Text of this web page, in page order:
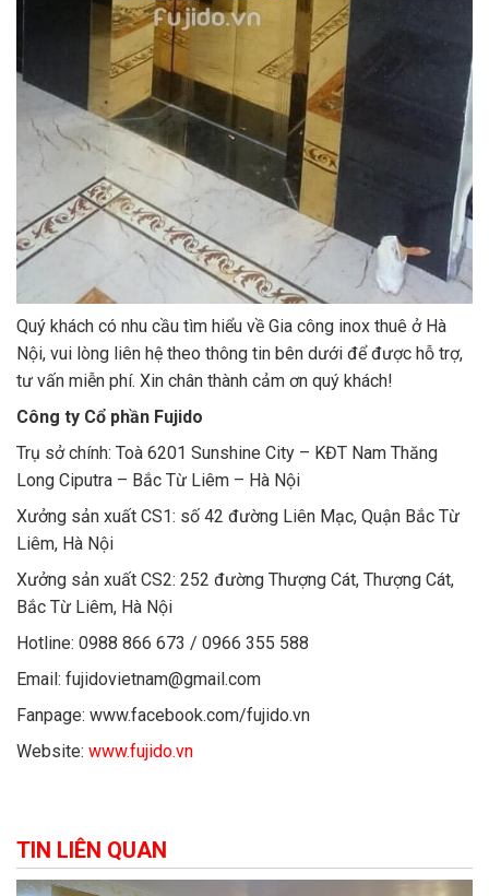
Quý khách có nhu cầu tìm hiểu về Gia công inox thuê ở Hà
Nội, vui lòng liên hệ theo thông tin bên dưới để được hỗ trợ,
tư vấn miễn phí. Xin chân thành cảm ơn quý khách!
Công ty Cổ phần Fujido
Trụ sở chính: Toà 6201 Sunshine City – KĐT Nam Thăng
Long Ciputra – Bắc Từ Liêm – Hà Nội
Xưởng sản xuất CS1: số 42 đường Liên Mạc, Quận Bắc Từ
Liêm, Hà Nội
Xưởng sản xuất CS2: 252 đường Thượng Cát, Thượng Cát,
Bắc Từ Liêm, Hà Nội
Hotline: 0988 866 673 / 0966 355 588
Email: fujidovietnam@gmail.com
Fanpage: www.facebook.com/fujido.vn
Website: www.fujido.vn
TIN LIÊN QUAN